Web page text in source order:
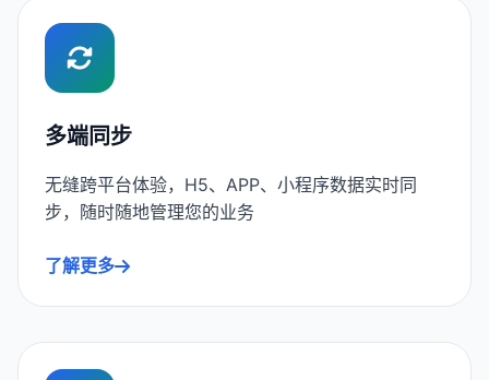
多端同步
无缝跨平台体验，H5、APP、小程序数据实时同
步，随时随地管理您的业务
了解更多